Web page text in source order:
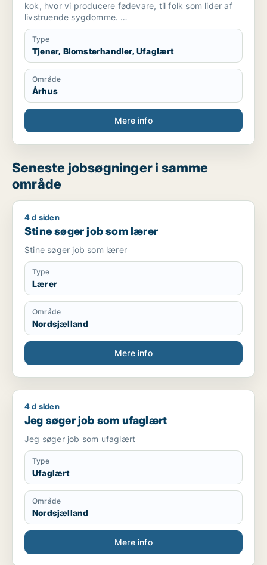
kok, hvor vi producere fødevare, til folk som lider af
livstruende sygdomme.
Er studerende på FGU, som er en skole hvor man kan
få suppleret sine folkeskolefag, så man kan komme
videre ind på en
ungdomsuddannelse(gymnasial/erhvervsuddannelse).
Er mødestabil og holder hvad jeg lover.
Er villig til, at tage imod studiejobs, som opvasker,
køkkenmedarbejder mm.
Kontakt:
Type
Tjener, Blomsterhandler, Ufaglært
Område
Århus
Mere info
Seneste jobsøgninger i samme
område
Stine søger job som lærer
4 d siden
Stine søger job som lærer
Stine søger job som lærer
Type
Lærer
Område
Nordsjælland
Mere info
Jeg søger job som ufaglært
4 d siden
Jeg søger job som ufaglært
Jeg søger job som ufaglært
Type
Ufaglært
Område
Nordsjælland
Mere info